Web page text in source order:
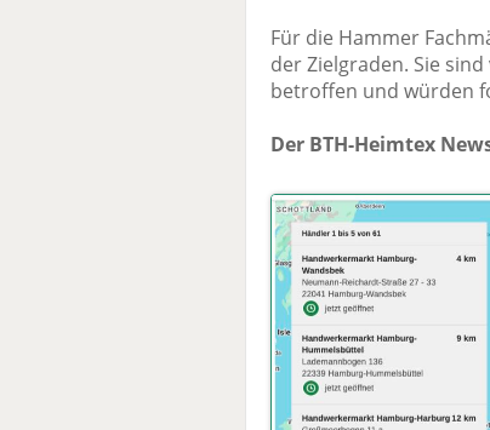
Für die Hammer
der Zielgraden. Sie
betroffen und würden
Der BTH-Heimtex